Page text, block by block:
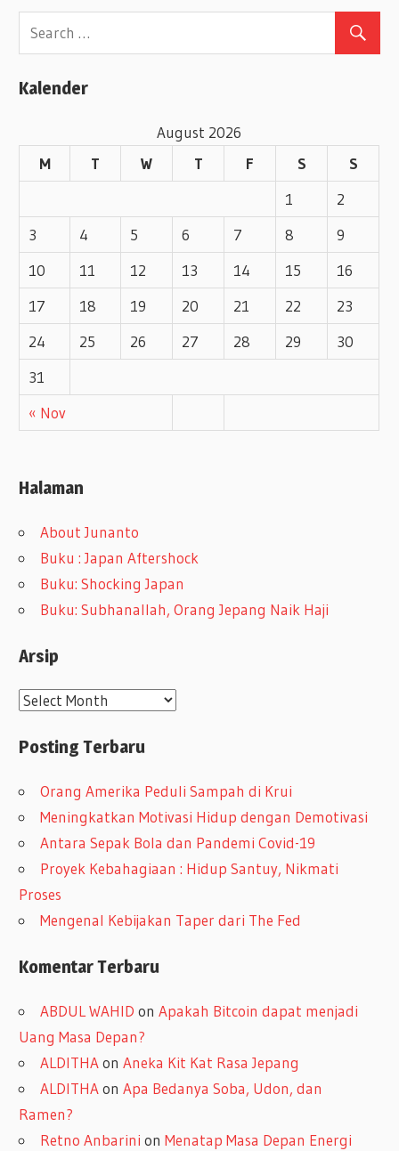
e
r
Kalender
August 2026
M
T W T F S S
« Nov
1
2
3
4 5 6 7 8
9
10
11 12 13 14 15
16
17
18 19 20 21 22
23
24
25 26 27 28 29
30
31
Halaman
About Junanto
Buku : Japan Aftershock
Buku: Shocking Japan
Buku: Subhanallah, Orang Jepang Naik Haji
Arsip
A
s
Posting Terbaru
Orang Amerika Peduli Sampah di Krui
Meningkatkan Motivasi Hidup dengan Demotivasi
Antara Sepak Bola dan Pandemi Covid-19
Proyek Kebahagiaan : Hidup Santuy, Nikmati
Proses
Mengenal Kebijakan Taper dari The Fed
Komentar Terbaru
ABDUL WAHID onApakah Bitcoin dapat menjadi
Uang Masa Depan?
ALDITHAonAneka Kit Kat Rasa Jepang
ALDITHAonApa Bedanya Soba, Udon, dan
Ramen?
Retno Anbarini onMenatap Masa Depan Energi